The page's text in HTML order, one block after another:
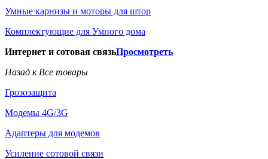
Умные карнизы и моторы для штор
Комплектующие для Умного дома
Интернет и сотовая связьПросмотреть
Назад к Все товары
Грозозащита
Модемы 4G/3G
Адаптеры для модемов
Усиление сотовой связи